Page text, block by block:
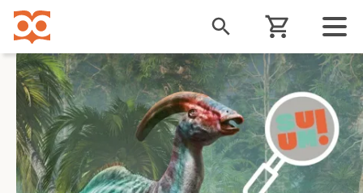
Liigu
edasi
põhisisu
juurde